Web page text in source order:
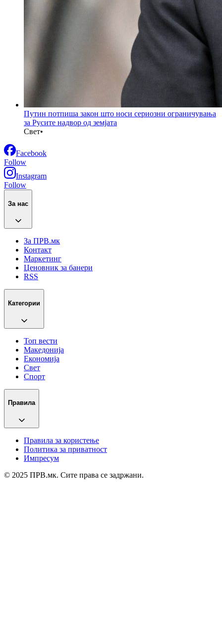
Путин потпиша закон што носи сериозни ограничувања
за Русите надвор од земјата
Свет•
Facebook
Follow
Instagram
Follow
За нас
За ПРВ.мк
Контакт
Маркетинг
Ценовник за банери
RSS
Категории
Топ вести
Македонија
Економија
Свет
Спорт
Правила
Правила за користење
Политика за приватност
Импресум
© 2025 ПРВ.мк. Сите права се задржани.